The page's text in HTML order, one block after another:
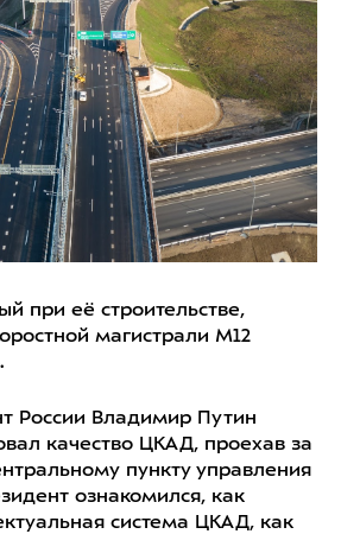
при её строительстве,
магистрали М12
России Владимир Путин
качество ЦКАД, проехав за
пункту управления
ознакомился, как
система ЦКАД, как